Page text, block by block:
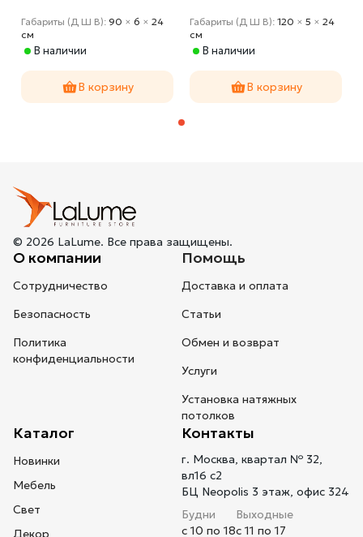
Габариты (Д Ш В): 90 × 6 × 24
cм
В наличии
В корзину
Габариты (Д Ш В): 120 × 5 × 24
cм
В наличии
В корзину
© 2026 LaLume. Все права защищены.
О компании
Сотрудничество
Безопасность
Политика
конфиденциальности
Помощь
Доставка и оплата
Статьи
Обмен и возврат
Услуги
Установка натяжных
потолков
Каталог
Новинки
Мебель
Свет
Декор
Контакты
г. Москва, квартал № 32,
вл16 с2
БЦ Neopolis 3 этаж, офис 324
Будни
с 10 по 18
Выходные
с 11 по 17